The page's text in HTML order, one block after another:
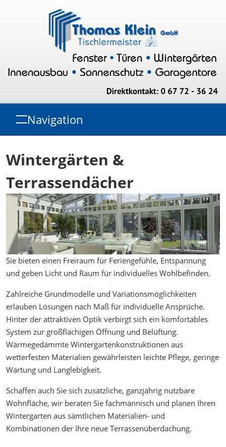
Navigation
Wintergärten &
Terrassendächer
Sie bieten einen Freiraum für Feriengefühle, Entspannung
und geben Licht und Raum für individuelles Wohlbefinden.
Zahlreiche Grundmodelle und Variationsmöglichkeiten
erlauben Lösungen nach Maß für individuelle Ansprüche.
Hinter der attraktiven Optik verbirgt sich ein komfortables
System zur großflächigen Öffnung und Belüftung.
Wärmegedämmte Wintergartenkonstruktionen aus
wetterfesten Materialien gewährleisten leichte Pflege, geringe
Wartung und Langlebigkeit.
Schaffen auch Sie sich zusätzliche, ganzjährig nutzbare
Wohnfläche, wir beraten Sie fachmännisch und planen Ihren
Wintergarten aus sämtlichen Materialien- und
Kombinationen der Ihre neue Terrassenüberdachung.